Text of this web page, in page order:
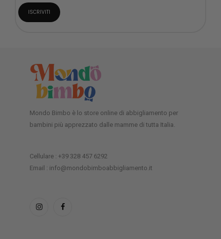
Mondo Bimbo è lo store online di abbigliamento per
bambini più apprezzato dalle mamme di tutta Italia.
Cellulare : +39 328 457 6292
Email : info@mondobimboabbigliamento.it